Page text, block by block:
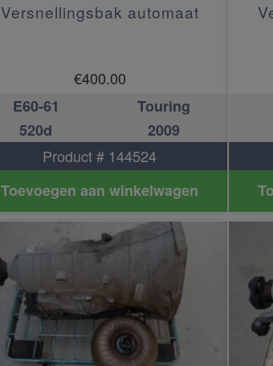
Versnellingsbak automaat
€400.00
E60-61
Touring
520d
2009
Product # 144524
Toevoegen aan winkelwagen